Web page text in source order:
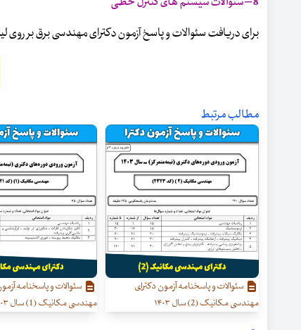
برای دریافت سئوالات و پاسخ آزمون دکترای مهندسی برق بر روی
مطالب مرتبط
سئوالات و پاسخنامه آزمون دکترای
مهندسی مکانیک (2) سال ۱۴۰۳
سئوالات و پاسخنامه
مهندسی مکانیک (1) سال ۱۴۰۳